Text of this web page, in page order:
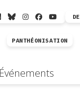
DE
PANTHÉONISATION
Événements